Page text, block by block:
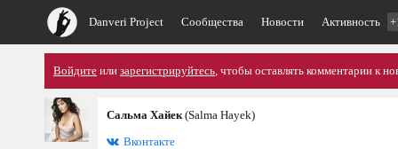
Danveri Project Сообщества Новости Активность
Войдите или зарегистрируйтесь, чтобы оставлять комментарии к
Сальма Хайек(Salma Hayek)
Вконтакте